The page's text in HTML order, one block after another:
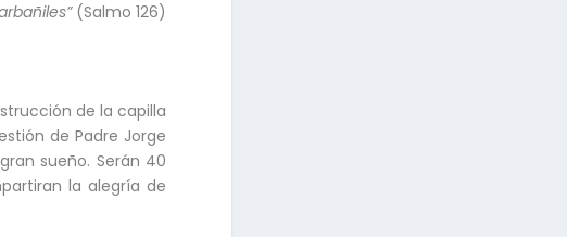
(Salmo 126)
de la capilla
de Padre Jorge
sueño. Serán 40
la alegría de